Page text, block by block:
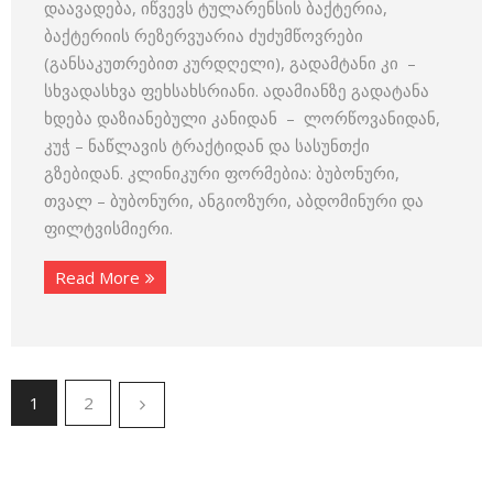
დაავადება, იწვევს ტულარენსის ბაქტერია,
ბაქტერიის რეზერვუარია ძუძუმწოვრები
(განსაკუთრებით კურდღელი), გადამტანი კი –
სხვადასხვა ფეხსახსრიანი. ადამიანზე გადატანა
ხდება დაზიანებული კანიდან – ლორწოვანიდან,
კუჭ – ნაწლავის ტრაქტიდან და სასუნთქი
გზებიდან. კლინიკური ფორმებია: ბუბონური,
თვალ – ბუბონური, ანგიოზური, აბდომინური და
ფილტვისმიერი.
Read More
1 2